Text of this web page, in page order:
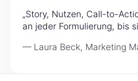
„Story, Nutzen, Call-to-
an jeder Formulierung, bis
— Laura Beck, Marketing